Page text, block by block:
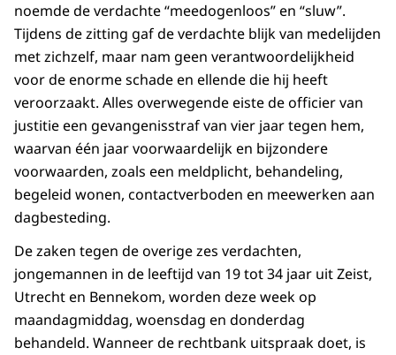
noemde de verdachte “meedogenloos” en “sluw”.
Tijdens de zitting gaf de verdachte blijk van medelijden
met zichzelf, maar nam geen verantwoordelijkheid
voor de enorme schade en ellende die hij heeft
veroorzaakt. Alles overwegende eiste de officier van
justitie een gevangenisstraf van vier jaar tegen hem,
waarvan één jaar voorwaardelijk en bijzondere
voorwaarden, zoals een meldplicht, behandeling,
begeleid wonen, contactverboden en meewerken aan
dagbesteding.
De zaken tegen de overige zes verdachten,
jongemannen in de leeftijd van 19 tot 34 jaar uit Zeist,
Utrecht en Bennekom, worden deze week op
maandagmiddag, woensdag en donderdag
behandeld. Wanneer de rechtbank uitspraak doet, is